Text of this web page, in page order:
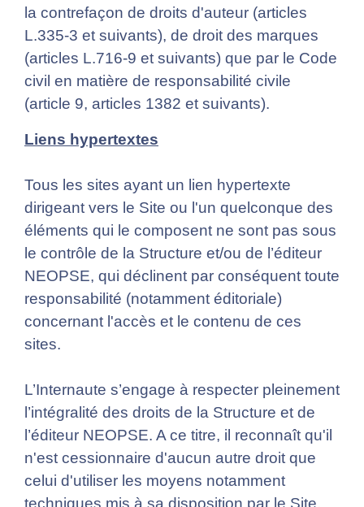
la contrefaçon de droits d'auteur (articles
L.335-3 et suivants), de droit des marques
(articles L.716-9 et suivants) que par le Code
civil en matière de responsabilité civile
(article 9, articles 1382 et suivants).
Liens hypertextes
Tous les sites ayant un lien hypertexte
dirigeant vers le Site ou l'un quelconque des
éléments qui le composent ne sont pas sous
le contrôle de la Structure et/ou de l’éditeur
NEOPSE, qui déclinent par conséquent toute
responsabilité (notamment éditoriale)
concernant l'accès et le contenu de ces
sites.
L’Internaute s’engage à respecter pleinement
l’intégralité des droits de la Structure et de
l’éditeur NEOPSE. A ce titre, il reconnaît qu'il
n'est cessionnaire d'aucun autre droit que
celui d'utiliser les moyens notamment
techniques mis à sa disposition par le Site.